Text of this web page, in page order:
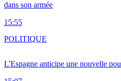
dans son armée
15:55
L'Espagne anticipe une nouvelle
POLITIQUE